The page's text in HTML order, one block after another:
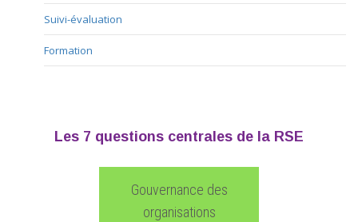
Suivi-évaluation
Formation
Les 7 questions centrales de la RSE
Gouvernance des
organisations